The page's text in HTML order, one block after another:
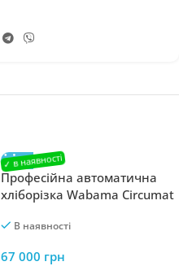
Професійна автоматична
хліборізка Wabama Circumat
270кг до 200 буханок/
В наявності
67 000 грн